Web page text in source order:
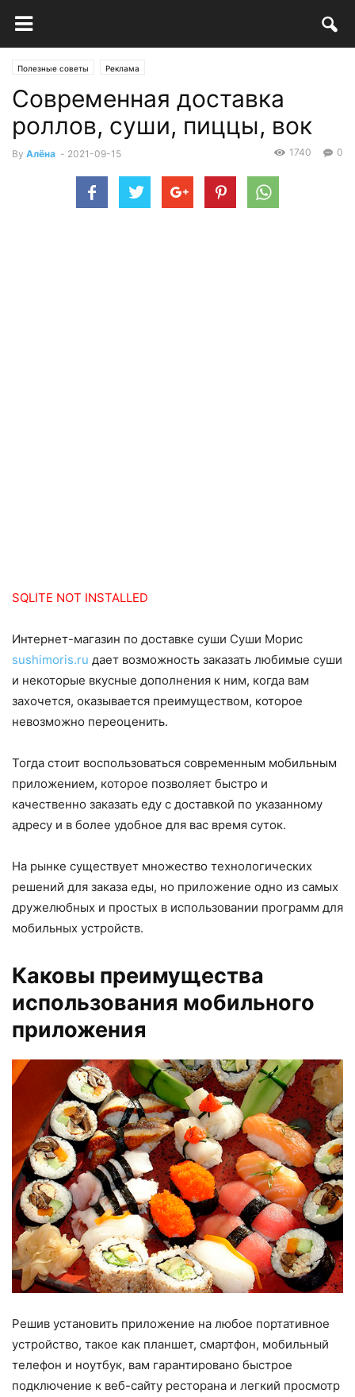
Полезные советы Реклама
Современная доставка
роллов, суши, пиццы, вок
By Алёна - 2021-09-15 0
1740
SQLITE NOT INSTALLED
Интернет-магазин по доставке суши Суши Морис
sushimoris.ru дает возможность заказать любимые суши
и некоторые вкусные дополнения к ним, когда вам
захочется, оказывается преимуществом, которое
невозможно переоценить.
Тогда стоит воспользоваться современным мобильным
приложением, которое позволяет быстро и
качественно заказать еду с доставкой по указанному
адресу и в более удобное для вас время суток.
На рынке существует множество технологических
решений для заказа еды, но приложение одно из самых
дружелюбных и простых в использовании программ для
мобильных устройств.
Каковы преимущества
использования мобильного
приложения
Решив установить приложение на любое портативное
устройство, такое как планшет, смартфон, мобильный
телефон и ноутбук, вам гарантировано быстрое
подключение к веб-сайту ресторана и легкий просмотр